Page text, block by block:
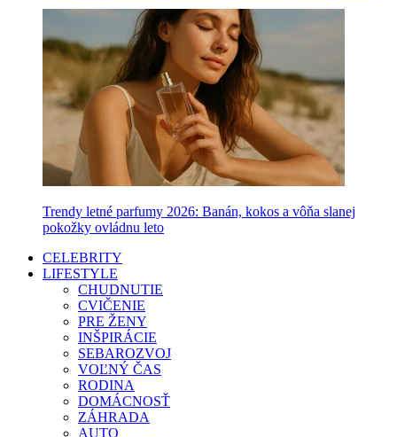
Trendy letné parfumy 2026: Banán, kokos a vôňa slanej
pokožky ovládnu leto
CELEBRITY
LIFESTYLE
CHUDNUTIE
CVIČENIE
PRE ŽENY
INŠPIRÁCIE
SEBAROZVOJ
VOĽNÝ ČAS
RODINA
DOMÁCNOSŤ
ZÁHRADA
AUTO